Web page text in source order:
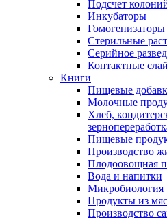
Подсчет
Инкубаторы
Гомогенизаторы
Стерильные
Серийное
Контактные
Книги
Пищевые
Молочные
Хлеб,
Пищевые
Производство
Плодоовощная
Вода и напитки
Микробиология
Продукты из
Производство